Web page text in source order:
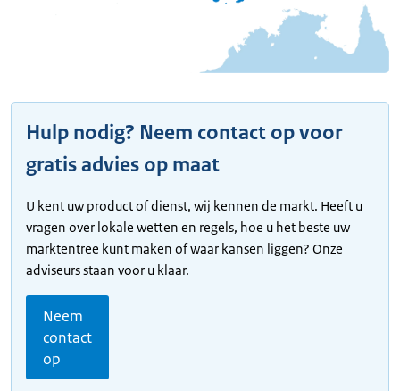
Hulp nodig? Neem contact op voor
gratis advies op maat
U kent uw product of dienst, wij kennen de markt. Heeft u
vragen over lokale wetten en regels, hoe u het beste uw
marktentree kunt maken of waar kansen liggen? Onze
adviseurs staan voor u klaar.
Neem
contact
op